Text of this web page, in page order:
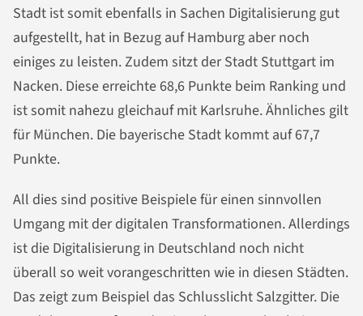
Stadt ist somit ebenfalls in Sachen Digitalisierung gut
aufgestellt, hat in Bezug auf Hamburg aber noch
einiges zu leisten. Zudem sitzt der Stadt Stuttgart im
Nacken. Diese erreichte 68,6 Punkte beim Ranking und
ist somit nahezu gleichauf mit Karlsruhe. Ähnliches gilt
für München. Die bayerische Stadt kommt auf 67,7
Punkte.
All dies sind positive Beispiele für einen sinnvollen
Umgang mit der digitalen Transformationen. Allerdings
ist die Digitalisierung in Deutschland noch nicht
überall so weit vorangeschritten wie in diesen Städten.
Das zeigt zum Beispiel das Schlusslicht Salzgitter. Die